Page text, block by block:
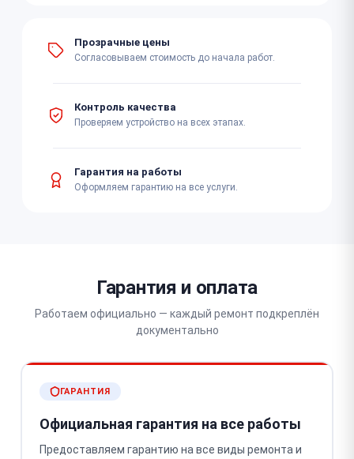
Прозрачные цены
Согласовываем стоимость до начала работ.
Контроль качества
Проверяем устройство на всех этапах.
Гарантия на работы
Оформляем гарантию на все услуги.
Гарантия и оплата
Работаем официально — каждый ремонт подкреплён
документально
ГАРАНТИЯ
Официальная гарантия на все работы
Предоставляем гарантию на все виды ремонта и